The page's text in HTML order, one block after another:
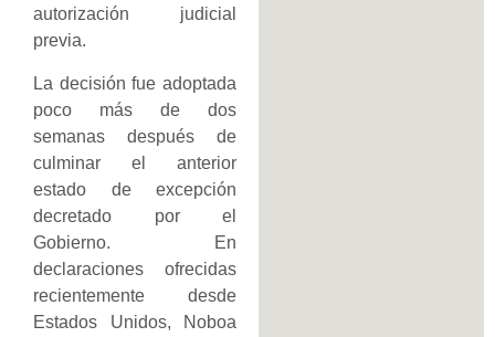
autorización judicial
previa.
La decisión fue adoptada
poco más de dos
semanas después de
culminar el anterior
estado de excepción
decretado por el
Gobierno. En
declaraciones ofrecidas
recientemente desde
Estados Unidos, Noboa